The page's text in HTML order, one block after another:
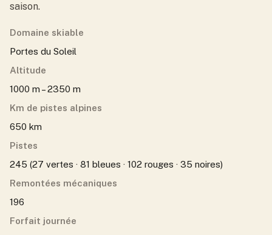
saison.
Domaine skiable
Portes du Soleil
Altitude
1000 m – 2350 m
Km de pistes alpines
650 km
Pistes
245 (27 vertes · 81 bleues · 102 rouges · 35 noires)
Remontées mécaniques
196
Forfait journée